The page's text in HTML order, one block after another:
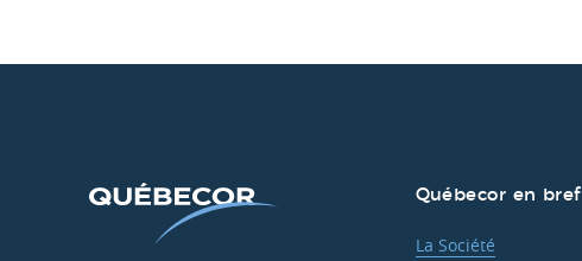
Québecor en bref
La Société